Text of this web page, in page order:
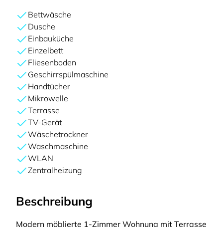
Bettwäsche
Dusche
Einbauküche
Einzelbett
Fliesenboden
Geschirrspülmaschine
Handtücher
Mikrowelle
Terrasse
TV-Gerät
Wäschetrockner
Waschmaschine
WLAN
Zentralheizung
Beschreibung
Modern möblierte 1-Zimmer Wohnung mit Terrasse